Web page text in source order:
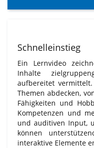
Schnelleinstieg
Ein Lernvideo
Inhalte
aufbereitet
Themen abdecken,
Fähigkeiten und
Kompetenzen und
und auditiven Input,
können
interaktive Elemente